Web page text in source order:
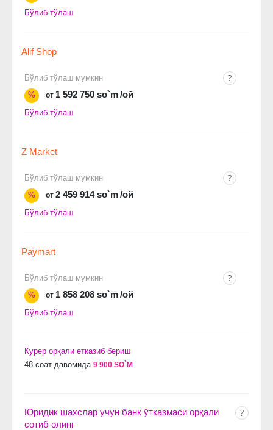
Бўлиб тўлаш
Alif Shop
Бўлиб тўлаш мумкин
%
от 1 592 750 so`m/ой
Бўлиб тўлаш
Z Market
Бўлиб тўлаш мумкин
%
от 2 459 914 so`m/ой
Бўлиб тўлаш
Paymart
Бўлиб тўлаш мумкин
%
от 1 858 208 so`m/ой
Бўлиб тўлаш
Курер орқали етказиб бериш
48 соат давомида 9 900 SO`M
Юридик шахслар учун банк ўтказмаси орқали
сотиб олинг